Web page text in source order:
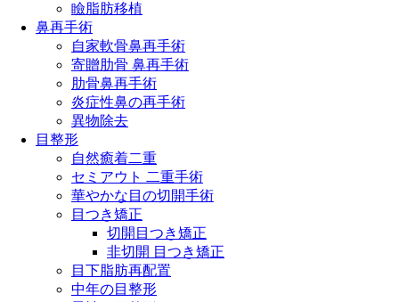
瞼脂肪移植
鼻再手術
自家軟骨鼻再手術
寄贈肋骨 鼻再手術
肋骨鼻再手術
炎症性鼻の再手術
異物除去
目整形
自然癒着二重
セミアウト 二重手術
華やかな目の切開手術
目つき矯正
切開目つき矯正
非切開 目つき矯正
目下脂肪再配置
中年の目整形